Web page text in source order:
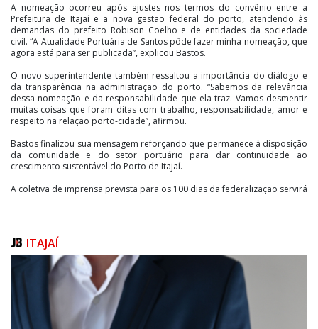
A nomeação ocorreu após ajustes nos termos do convênio entre a
Prefeitura de Itajaí e a nova gestão federal do porto, atendendo às
demandas do prefeito Robison Coelho e de entidades da sociedade
civil. “A Atualidade Portuária de Santos pôde fazer minha nomeação, que
agora está para ser publicada”, explicou Bastos.
O novo superintendente também ressaltou a importância do diálogo e
da transparência na administração do porto. “Sabemos da relevância
dessa nomeação e da responsabilidade que ela traz. Vamos desmentir
muitas coisas que foram ditas com trabalho, responsabilidade, amor e
respeito na relação porto-cidade”, afirmou.
Bastos finalizou sua mensagem reforçando que permanece à disposição
da comunidade e do setor portuário para dar continuidade ao
crescimento sustentável do Porto de Itajaí.
A coletiva de imprensa prevista para os 100 dias da federalização servirá
Com um cenário promissor à frente, a expectativa é que a nova gestão
traga ainda mais avanços para o setor portuário, consolidando Itajaí
como um dos principais polos logísticos do país.
ITAJAÍ